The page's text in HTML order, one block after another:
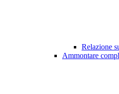
Relazione
Ammontare